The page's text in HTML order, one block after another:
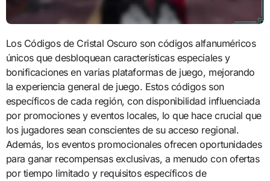
Los Códigos de Cristal Oscuro son códigos alfanuméricos
únicos que desbloquean características especiales y
bonificaciones en varias plataformas de juego, mejorando
la experiencia general de juego. Estos códigos son
específicos de cada región, con disponibilidad influenciada
por promociones y eventos locales, lo que hace crucial que
los jugadores sean conscientes de su acceso regional.
Además, los eventos promocionales ofrecen oportunidades
para ganar recompensas exclusivas, a menudo con ofertas
por tiempo limitado y requisitos específicos de